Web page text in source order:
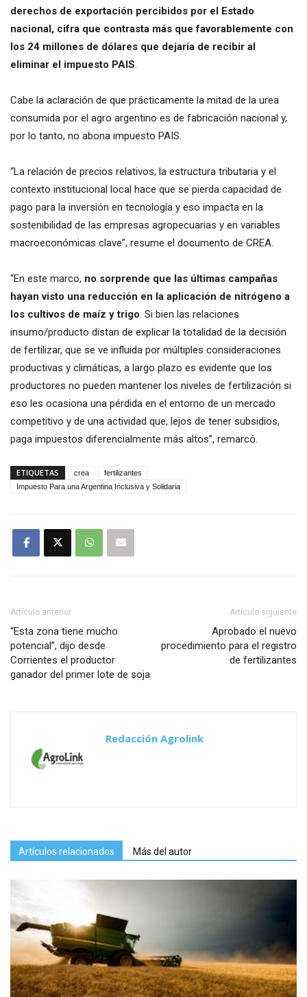
derechos de exportación percibidos por el Estado
nacional, cifra que contrasta más que favorablemente con
los 24 millones de dólares que dejaría de recibir al
eliminar el impuesto PAIS
Cabe la aclaración de que prácticamente la mitad de la urea
consumida por el agro argentino es de fabricación nacional y,
por lo tanto, no abona impuesto PAIS.
“La relación de precios relativos, la estructura tributaria y el
contexto institucional local hace que se pierda capacidad de
pago para la inversión en tecnología y eso impacta en la
sostenibilidad de las empresas agropecuarias y en variables
macroeconómicas clave”, resume el documento de CREA.
“En este marco, no sorprende que las últimas campañas
hayan visto una reducción en la aplicación de nitrógeno a
los cultivos de maíz y trigo . Si bien las relaciones
insumo/producto distan de explicar la totalidad de la decisión
de fertilizar, que se ve influida por múltiples consideraciones
productivas y climáticas, a largo plazo es evidente que los
productores no pueden mantener los niveles de fertilización si
eso les ocasiona una pérdida en el entorno de un mercado
competitivo y de una actividad que, lejos de tener subsidios,
paga impuestos diferencialmente más altos”, remarcó.
ETIQUETAS crea
fertilizantes
Impuesto Para una Argentina Inclusiva y Solidaria
Artículo anterior
“Esta zona tiene mucho
potencial”, dijo desde
Corrientes el productor
ganador del primer lote de soja
Artículo siguiente
Aprobado el nuevo
procedimiento para el registro
de fertilizantes
Redacción Agrolink
Artículos relacionados Más del autor